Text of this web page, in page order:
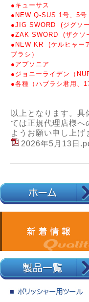
●キューサス
●NEW Q-SUS 1号、5
●JIG SWORD (ジグソ
●ZAK SWORD (ザクソ
●NEW KR (ケルヒャー
ブラシ）
●アプソニア
●ジョニーライデン（
●各種（ハブラシ君用、
以上となります。具
ては正規代理店様へ
ようお願い申し上げ
2026年5月13日